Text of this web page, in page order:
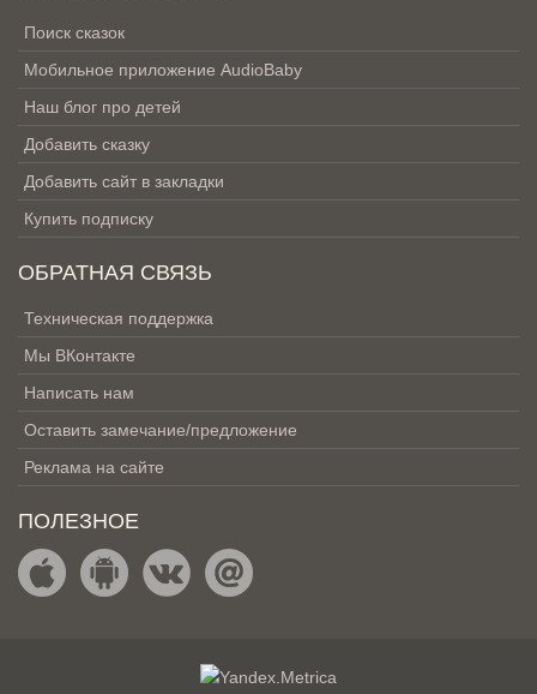
Поиск сказок
Мобильное приложение AudioBaby
Наш блог про детей
Добавить сказку
Добавить сайт в закладки
Купить подписку
ОБРАТНАЯ СВЯЗЬ
Техническая поддержка
Мы ВКонтакте
Написать нам
Оставить замечание/предложение
Реклама на сайте
ПОЛЕЗНОЕ